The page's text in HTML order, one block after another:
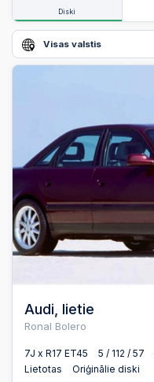
Diski
Visas valstis
Audi, lietie
Ronal Bolero
7J x R17 ET45 5 / 112 / 57
Lietotas
Oriģinālie diski